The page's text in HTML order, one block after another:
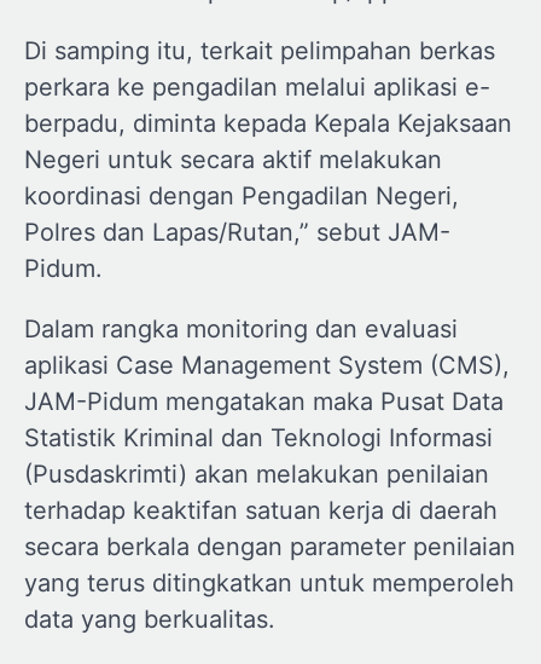
Di samping itu, terkait pelimpahan berkas
perkara ke pengadilan melalui aplikasi e-
berpadu, diminta kepada Kepala Kejaksaan
Negeri untuk secara aktif melakukan
koordinasi dengan Pengadilan Negeri,
Polres dan Lapas/Rutan,” sebut JAM-
Pidum.
Dalam rangka monitoring dan evaluasi
aplikasi Case Management System (CMS),
JAM-Pidum mengatakan maka Pusat Data
Statistik Kriminal dan Teknologi Informasi
(Pusdaskrimti) akan melakukan penilaian
terhadap keaktifan satuan kerja di daerah
secara berkala dengan parameter penilaian
yang terus ditingkatkan untuk memperoleh
data yang berkualitas.